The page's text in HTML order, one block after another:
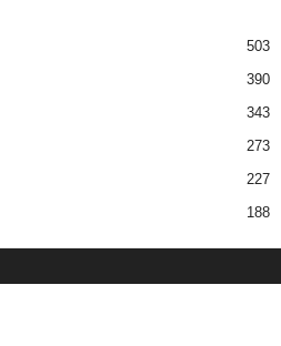
503
390
343
273
227
188